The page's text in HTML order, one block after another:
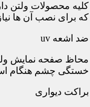
کلیه محصولات ولتن
که برای نصب آن ها
ضد اشعه uv
خستگی چشم هنگام
براکت دیواری